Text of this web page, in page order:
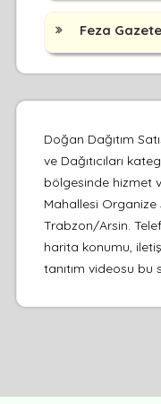
Feza
Doğan Dağıtım
ve Dağıtıcıları
bölgesinde hizmet
Mahallesi Organize
Trabzon/Arsin.
harita konumu,
tanıtım videosu